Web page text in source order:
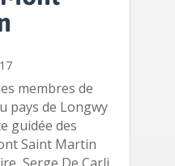
membres de
pays de Longwy
guidée des
Saint Martin